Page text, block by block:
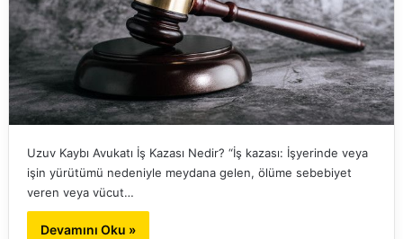
Uzuv Kaybı Avukatı İş Kazası Nedir? “İş kazası: İşyerinde veya
işin yürütümü nedeniyle meydana gelen, ölüme sebebiyet
veren veya vücut…
Devamını Oku »